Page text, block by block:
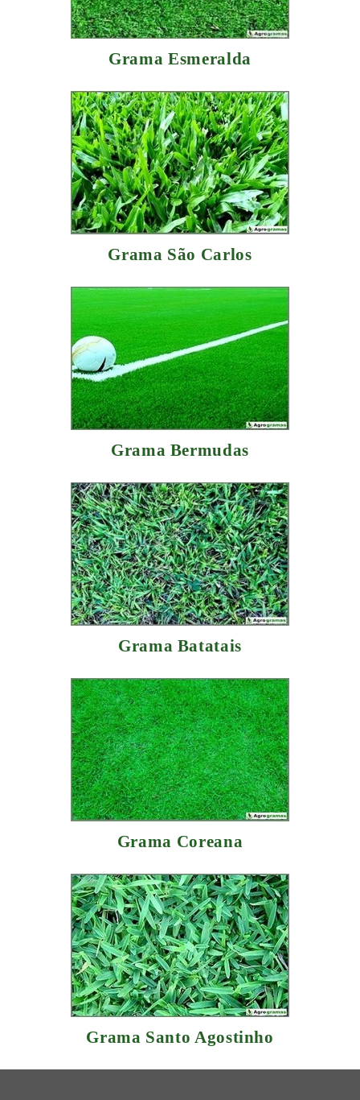
Grama Esmeralda
Grama São Carlos
Grama Bermudas
Grama Batatais
Grama Coreana
Grama Santo Agostinho